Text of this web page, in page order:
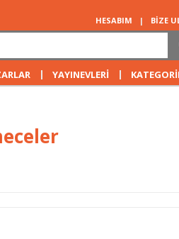
HESABIM | BİZE
| YAYINEVLERİ |